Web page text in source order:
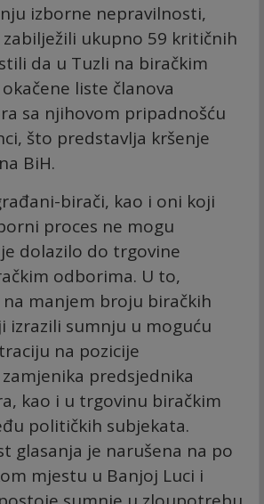
izborne nepravilnosti,
ukupno 59 kritičnih
da u Tuzli na biračkim
liste članova
sa njihovom pripadnošću
što predstavlja kršenje
BiH.
birači, kao i oni koji
proces ne mogu
dolazilo do trgovine
odborima. U to,
manjem broju biračkih
izrazili sumnju u moguću
na pozicije
predsjednika
kao i u trgovinu biračkim
političkih subjekata.
glasanja je narušena na po
mjestu u Banjoj Luci i